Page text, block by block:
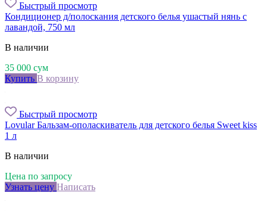
Быстрый просмотр
Кондиционер д/полоскания детского белья ушастый нянь с
лавандой, 750 мл
В наличии
35 000 сум
Купить В корзину
Быстрый просмотр
Lovular Бальзам-ополаскиватель для детского белья Sweet kiss
1 л
В наличии
Цена по запросу
Узнать цену Написать